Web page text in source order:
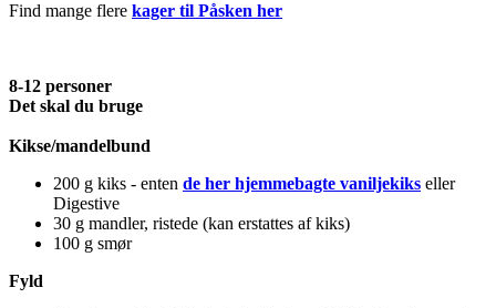
Find mange flere kager til Påsken her
8-12 personer
Det skal du bruge
Kikse/mandelbund
200 g kiks - enten de her hjemmebagte vaniljekiks eller
Digestive
30 g mandler, ristede (kan erstattes af kiks)
100 g smør
Fyld